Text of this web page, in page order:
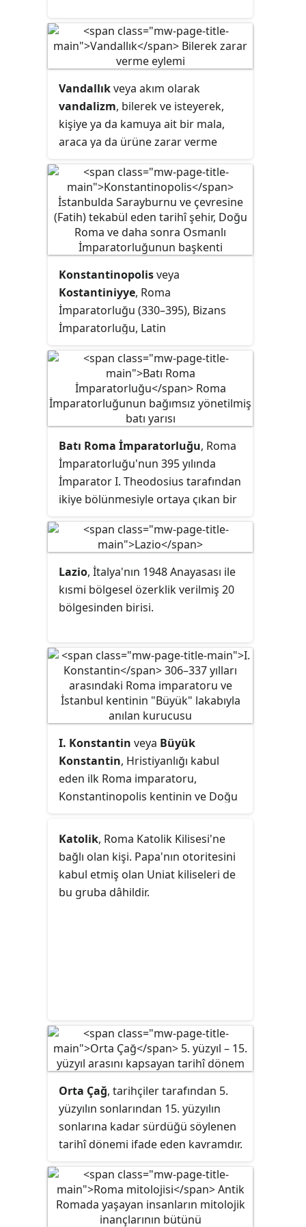
Müslüman ülkelerde oturan Yunan
asıllı kimseleri ifade etmek için
kullanılmıştır.
Vandallıkveya akım olarak
vandalizm, bilerek ve isteyerek,
kişiye ya da kamuya ait bir mala,
araca ya da ürüne zarar verme
Konstantinopolisveya
Kostantiniyye, Roma
İmparatorluğu (330–395), Bizans
İmparatorluğu, Latin
Osmanlı İmparatorluğu'na (1453–
1922) başkentlik yapmış tarihî bir
şehir. Günümüzde şehir, Atatürk'ün
inkılaplarından biri olarak 1928'de
kentin Türkçe adının Latin
harfleriyle yazılmış hali olanİstanbul
olarak adlandırılmaktadır.
Batı Roma İmparatorluğu, Roma
İmparatorluğu'nun 395 yılında
İmparator I. Theodosius tarafından
ikiye bölünmesiyle ortaya çıkan bir
Roma İmparatorluğu olan devlet,
MS 3. ile 5. yüzyıllar arasında var
olmuştur. Batı Roma İmparatorluğu,
ayrı bir bağımsız İmparatorluk
mahkemesi tarafından
eyaletlerinden oluşuyordu. Batı
Roma İmparatorluğu ve Doğu
Roma İmparatorluğu terimleri
modern zamanlarda fiilen bağımsız
icat edildi; Çağdaş Romalılar
İmparatorluğun iki ayrı
imparatorluğa bölündüğünü
düşünmediler, ancak onu iki ayrı
tarafından yönetilen tek bir
yönetim olarak idari bir çare olarak
gördüler.
Lazio, İtalya'nın 1948 Anayasası ile
kısmi bölgesel özerklik verilmiş 20
bölgesinden birisi.
I. Konstantin veya Büyük
Konstantin, Hristiyanlığı kabul
eden ilk Roma imparatoru,
Konstantinopolis kentinin ve Doğu
"Megas/Büyük" lakabıyla anılan
kurucusu.
Katolik, Roma Katolik Kilisesi'ne
bağlı olan kişi. Papa'nın otoritesini
kabul etmiş olan Uniat kiliseleri de
bu gruba dâhildir.
Orta Çağ, tarihçiler tarafından 5.
yüzyılın sonlarından 15. yüzyılın
sonlarına kadar sürdüğü söylenen
tarihî dönemi ifade eden kavramdır.
diğer isim olan "Klasik Sonrası
Dönem" terimi, "Klasik Antik Çağ"
döneminin adından türetilmiş olsa